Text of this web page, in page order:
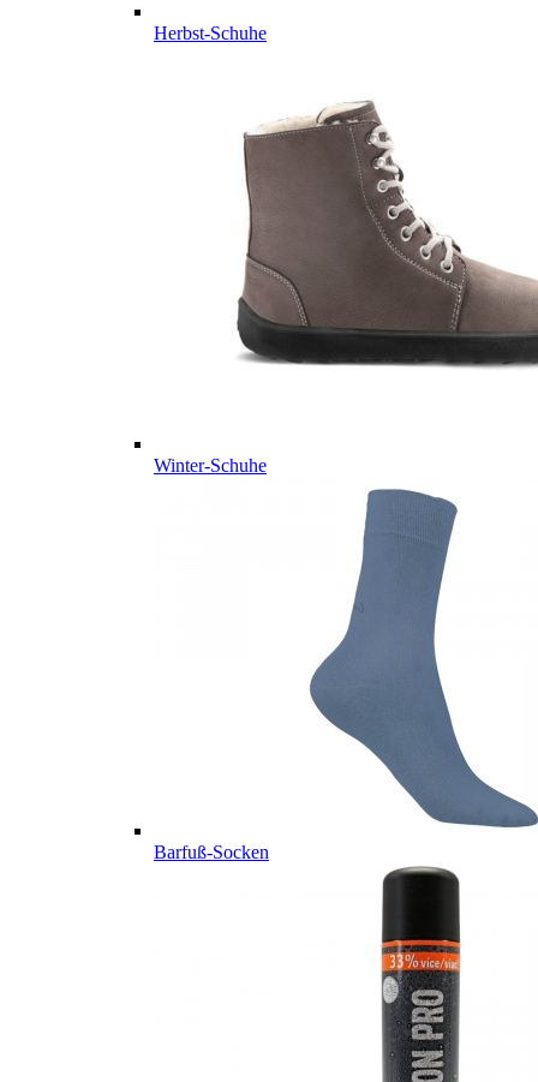
Herbst-Schuhe
Winter-Schuhe
Barfuß-Socken